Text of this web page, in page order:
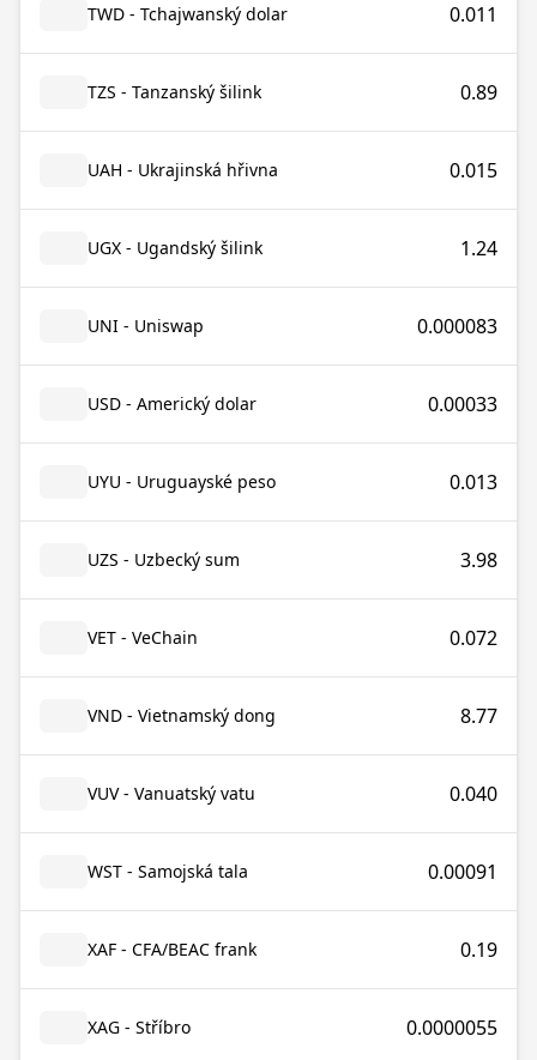
TWD - Tchajwanský dolar 0.011
TZS - Tanzanský šilink 0.89
UAH - Ukrajinská hřivna 0.015
UGX - Ugandský šilink 1.24
UNI - Uniswap 0.000083
USD - Americký dolar 0.00033
UYU - Uruguayské peso 0.013
UZS - Uzbecký sum 3.98
VET - VeChain 0.072
VND - Vietnamský dong 8.77
VUV - Vanuatský vatu 0.040
WST - Samojská tala 0.00091
XAF - CFA/BEAC frank 0.19
XAG - Stříbro 0.0000055